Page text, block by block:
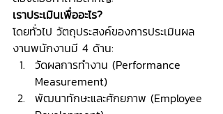
เราประเมินเพื่ออะไร?
โดยทั่วไป วัตถุประสงค์ของการประเมินผล
งานพนักงานมี 4 ด้าน:
วัดผลการทำงาน (Performance
Measurement)
พัฒนาทักษะและศักยภาพ (Employee